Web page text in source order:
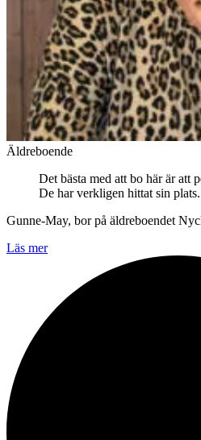
Äldreboende
Det bästa med att bo här är att
De har verkligen hittat sin plats.
Gunne-May, bor på äldreboendet
Läs mer